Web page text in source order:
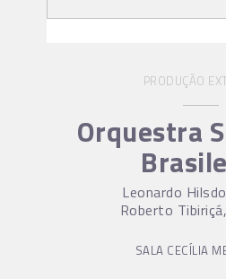
PRODUÇÃO
Orquestra
Leonardo
Roberto
SALA CECÍLIA